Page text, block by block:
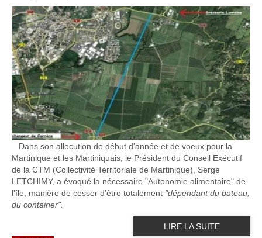
Dans son allocution de début d'année et de voeux pour la
Martinique et les Martiniquais, le Président du Conseil Exécutif
de la CTM (Collectivité Territoriale de Martinique), Serge
LETCHIMY, a évoqué la nécessaire "Autonomie alimentaire" de
l'île, manière de cesser d'être totalement "dépendant du bateau,
du container".
LIRE LA SUITE